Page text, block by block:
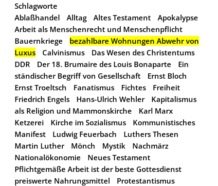
Schlagworte
Ablaßhandel
Alltag Altes Testament
Apokalypse
Arbeit als Menschenrecht und Menschenpflicht
Bauernkriege
bezahlbare Wohnungen Abwehr von
Luxus
Calvinismus
Das Wesen des Christentums
DDR
Der 18. Brumaire des Louis Bonaparte
Ein
ständischer Begriff von Gesellschaft
Ernst Bloch
Ernst Troeltsch
Fanatismus Fichtes
Freiheit
Friedrich Engels
Hans-Ulrich Wehler
Kapitalismus
als Religion und Mammonskirche
Karl Marx
Ketzerei
Kirche im Sozialismus
Kommunistisches
Manifest
Ludwig Feuerbach
Luthers Thesen
Martin Luther
Mönch Mystik
Nachmärz
Nationalökonomie
Neues Testament
Pflichtgemäße Arbeit ist der beste Gottesdienst
preiswerte Nahrungsmittel
Protestantismus